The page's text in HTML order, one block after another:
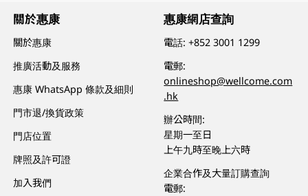
關於惠康
關於惠康
推廣活動及服務
惠康 WhatsApp 條款及細則
門市退/換貨政策
門店位置
牌照及許可證
加入我們
惠康網店查詢
電話:+852 3001 1299
電郵:
onlineshop@wellcome.com
.hk
辦公時間:
星期一至日
上午九時至晚上六時
企業合作及大量訂購查詢
電郵: